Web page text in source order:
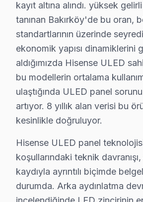
Yılda en az bir kez profesyonel
Bakırköy Hisense Servis
Bakırköy'de aniden arızalanan
Bakırköy'de yerinde servis
• Bakırköy'de yerinde teşhis ve
• Bakırköy servisimizde parça
• Bakırköy'de sertifikalı
• Bakırköy'de ek arıza çıkması
Bakırköy'da Hisense yetkili
Bakırköy'de Hisense
kayıt altına alındı. yüksek
tanınan Bakırköy'de bu oran,
standartlarının üzerinde
ekonomik yapısı dinamiklerini
aldığımızda Hisense ULED
bu modellerin ortalama
ulaştığında ULED panel
artıyor. 8 yıllık alan verisi bu
kesinlikle doğruluyor.
Hisense ULED panel
koşullarındaki teknik davranışı,
kaydıyla ayrıntılı biçimde
durumda. Arka aydınlatma